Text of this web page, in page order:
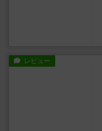
レビュー